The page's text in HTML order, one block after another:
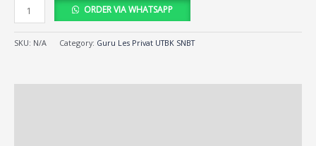
ORDER VIA WHATSAPP
SKU: N/A Category: Guru Les Privat UTBK SNBT